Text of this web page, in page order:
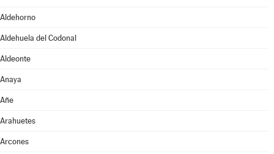
Aldehorno
Aldehuela del Codonal
Aldeonte
Anaya
Añe
Arahuetes
Arcones